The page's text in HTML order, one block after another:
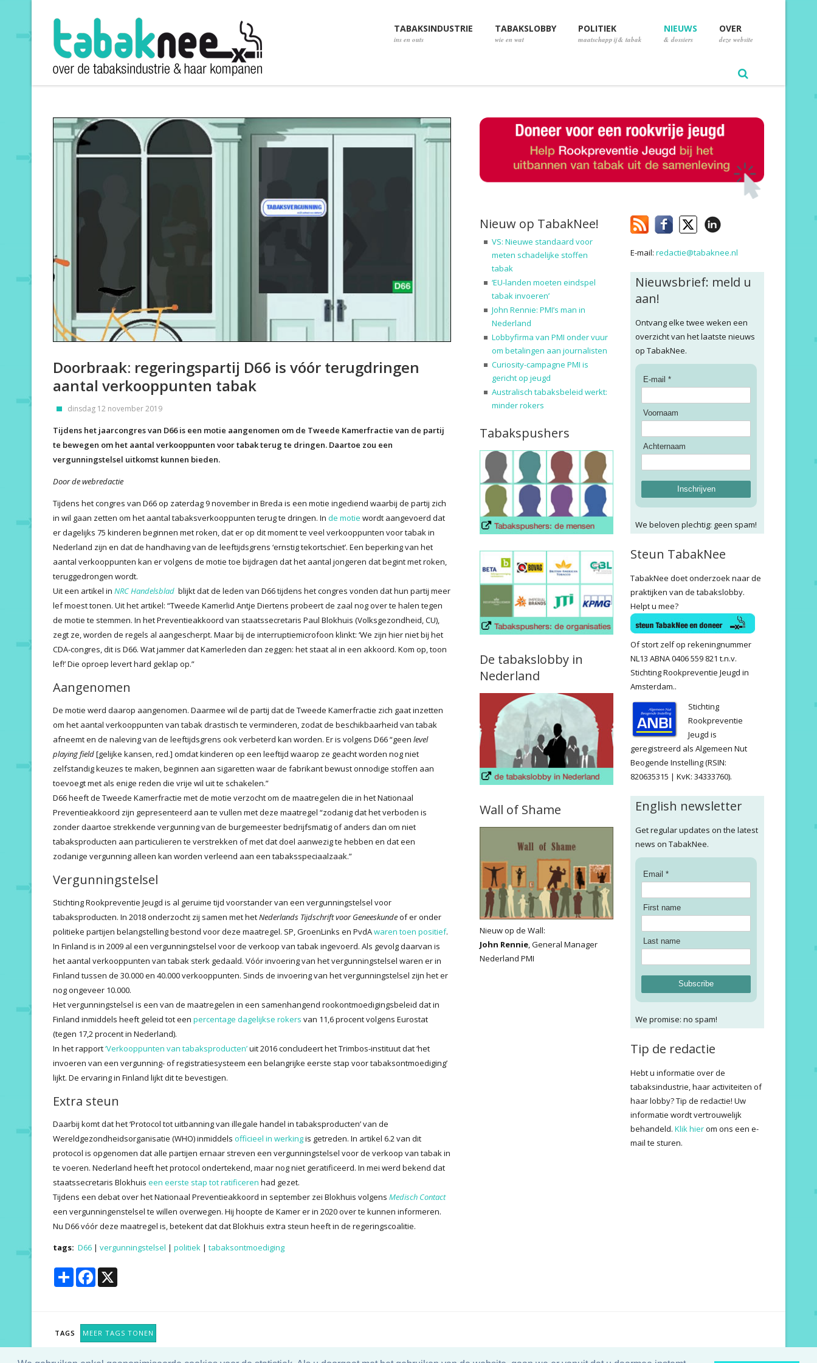
TABAKSINDUSTRIE
ins en outs
TABAKSLOBBY
wie en wat
POLITIEK
maatschappij & tabak
NIEUWS
& dossiers
OVER
deze website
Doorbraak: regeringspartij D66 is vóór terugdringen
aantal verkooppunten tabak
dinsdag 12 november 2019
Tijdens het jaarcongres van D66 is een motie aangenomen om de Tweede Kamerfractie van de partij
te bewegen om het aantal verkooppunten voor tabak terug te dringen. Daartoe zou een
vergunningstelsel uitkomst kunnen bieden.
Door de webredactie
Tijdens het congres van D66 op zaterdag 9 november in Breda is een motie ingediend waarbij de partij zich
in wil gaan zetten om het aantal tabaksverkooppunten terug te dringen. In de motie wordt aangevoerd dat
er dagelijks 75 kinderen beginnen met roken, dat er op dit moment te veel verkooppunten voor tabak in
Nederland zijn en dat de handhaving van de leeftijdsgrens ‘ernstig tekortschiet’. Een beperking van het
aantal verkooppunten kan er volgens de motie toe bijdragen dat het aantal jongeren dat begint met roken,
teruggedrongen wordt.
Uit een artikel in NRC Handelsblad blijkt dat de leden van D66 tijdens het congres vonden dat hun partij meer
lef moest tonen. Uit het artikel: “Tweede Kamerlid Antje Diertens probeert de zaal nog over te halen tegen
de motie te stemmen. In het Preventieakkoord van staatssecretaris Paul Blokhuis (Volksgezondheid, CU),
zegt ze, worden de regels al aangescherpt. Maar bij de interruptiemicrofoon klinkt: ‘We zijn hier niet bij het
CDA-congres, dit is D66. Wat jammer dat Kamerleden dan zeggen: het staat al in een akkoord. Kom op, toon
lef!’ Die oproep levert hard geklap op.”
Aangenomen
De motie werd daarop aangenomen. Daarmee wil de partij dat de Tweede Kamerfractie zich gaat inzetten
om het aantal verkooppunten van tabak drastisch te verminderen, zodat de beschikbaarheid van tabak
afneemt en de naleving van de leeftijdsgrens ook verbeterd kan worden. Er is volgens D66 “geen level
playing field[gelijke kansen, red.] omdat kinderen op een leeftijd waarop ze geacht worden nog niet
zelfstandig keuzes te maken, beginnen aan sigaretten waar de fabrikant bewust onnodige stoffen aan
toevoegt met als enige reden die vrije wil uit te schakelen.”
D66 heeft de Tweede Kamerfractie met de motie verzocht om de maatregelen die in het Nationaal
Preventieakkoord zijn gepresenteerd aan te vullen met deze maatregel “zodanig dat het verboden is
zonder daartoe strekkende vergunning van de burgemeester bedrijfsmatig of anders dan om niet
tabaksproducten aan particulieren te verstrekken of met dat doel aanwezig te hebben en dat een
zodanige vergunning alleen kan worden verleend aan een tabaksspeciaalzaak.”
Vergunningstelsel
Stichting Rookpreventie Jeugd is al geruime tijd voorstander van een vergunningstelsel voor
tabaksproducten. In 2018 onderzocht zij samen met hetNederlands Tijdschrift voor Geneeskundeof er onder
politieke partijen belangstelling bestond voor deze maatregel. SP, GroenLinks en PvdAwaren toen positief.
In Finland is in 2009 al een vergunningstelsel voor de verkoop van tabak ingevoerd. Als gevolg daarvan is
het aantal verkooppunten van tabak sterk gedaald. Vóór invoering van het vergunningstelsel waren er in
Finland tussen de 30.000 en 40.000 verkooppunten. Sinds de invoering van het vergunningstelsel zijn het er
nog ongeveer 10.000.
Het vergunningstelsel is een van de maatregelen in een samenhangend rookontmoedigingsbeleid dat in
Finland inmiddels heeft geleid tot een percentage dagelijkse rokers van 11,6 procent volgens Eurostat
(tegen 17,2 procent in Nederland).
In het rapport‘Verkooppunten van tabaksproducten’uit 2016 concludeert het Trimbos-instituut dat ‘het
invoeren van een vergunning- of registratiesysteem een belangrijke eerste stap voor tabaksontmoediging’
lijkt. De ervaring in Finland lijkt dit te bevestigen.
Extra steun
Daarbij komt dat het ‘Protocol tot uitbanning van illegale handel in tabaksproducten’ van de
Wereldgezondheidsorganisatie (WHO) inmiddels officieel in werkingis getreden. In artikel 6.2 van dit
protocol is opgenomen dat alle partijen ernaar streven een vergunningstelsel voor de verkoop van tabak in
te voeren. Nederland heeft het protocol ondertekend, maar nog niet geratificeerd. In mei werd bekend dat
staatssecretaris Blokhuis een eerste stap tot ratificeren had gezet.
Tijdens een debat over het Nationaal Preventieakkoord in september zei Blokhuis volgens Medisch Contact
een vergunningenstelsel te willen overwegen. Hij hoopte de Kamer er in 2020 over te kunnen informeren.
Nu D66 vóór deze maatregel is, betekent dat dat Blokhuis extra steun heeft in de regeringscoalitie.
tags: D66 | vergunningstelsel | politiek | tabaksontmoediging
Share Facebook
Nieuw op TabakNee!
VS: Nieuwe standaard voor
meten schadelijke stoffen
tabak
‘EU-landen moeten eindspel
tabak invoeren’
John Rennie: PMI’s man in
Nederland
Lobbyfirma van PMI onder vuur
om betalingen aan journalisten
Curiosity-campagne PMI is
gericht op jeugd
Australisch tabaksbeleid werkt:
minder rokers
Tabakspushers
De tabakslobby in
Nederland
Wall of Shame
Nieuw op de Wall:
John Rennie, General Manager
Nederland PMI
E-mail:redactie@tabaknee.nl
Nieuwsbrief: meld u
aan!
Ontvang elke twee weken een
overzicht van het laatste nieuws
op TabakNee.
E-mail *
Voornaam
Achternaam
Inschrijven
We beloven plechtig: geen spam!
Steun TabakNee
TabakNee doet onderzoek naar de
praktijken van de tabakslobby.
Helpt u mee?
Of stort zelf op rekeningnummer
NL13 ABNA 0406 559 821 t.n.v.
Stichting Rookpreventie Jeugd in
Amsterdam..
Stichting
Rookpreventie
Jeugd is
geregistreerd als Algemeen Nut
Beogende Instelling (RSIN:
820635315 | KvK: 34333760).
English newsletter
Get regular updates on the latest
news on TabakNee.
Email *
First name
Last name
Subscribe
We promise: no spam!
Tip de redactie
Hebt u informatie over de
tabaksindustrie, haar activiteiten of
haar lobby? Tip de redactie! Uw
informatie wordt vertrouwelijk
behandeld.Klik hierom ons een e-
mail te sturen.
TAGS MEER TAGS TONEN